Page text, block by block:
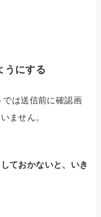
うにする
は送信前に確認画
ません。
ておかないと、いき